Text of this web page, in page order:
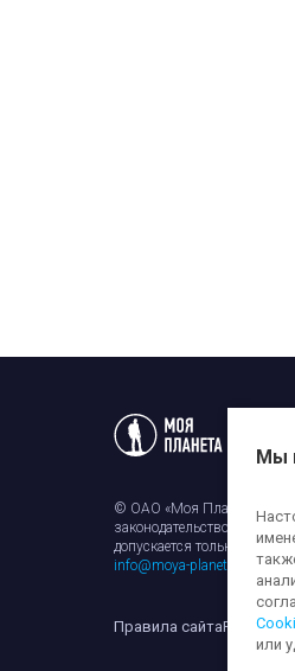
© ОАО «Моя Планета». Все
законодательством об
допускается только с
info@moya-planeta.ru
Правила сайтаРабота с
Мы
или